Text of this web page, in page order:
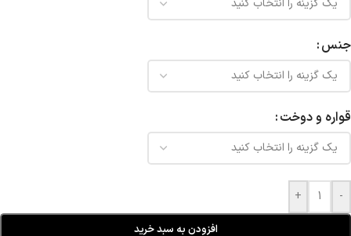
جنس
قواره و دوخت
-
+
افزودن به سبد خرید